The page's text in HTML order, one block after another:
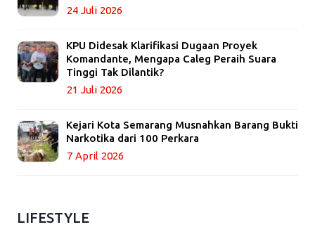
24 Juli 2026
KPU Didesak Klarifikasi Dugaan Proyek
Komandante, Mengapa Caleg Peraih Suara
Tinggi Tak Dilantik?
21 Juli 2026
Kejari Kota Semarang Musnahkan Barang Bukti
Narkotika dari 100 Perkara
7 April 2026
LIFESTYLE